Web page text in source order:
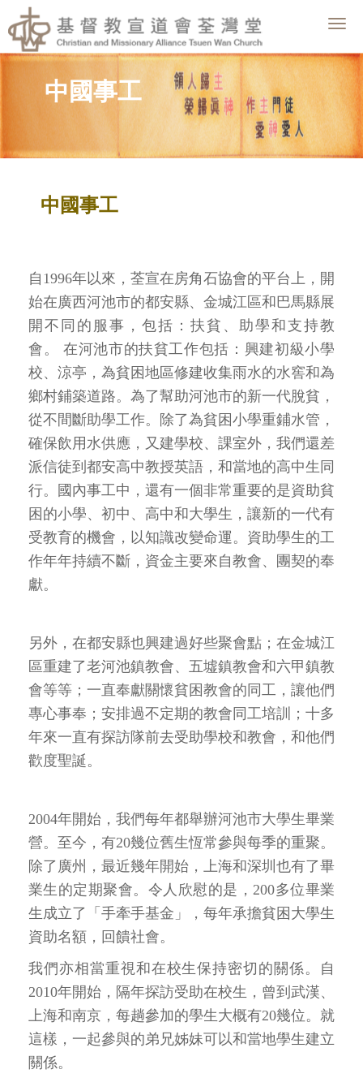
中國事工
中國事工
自1996年以來，荃宣在房角石協會的平台上，開
始在廣西河池市的都安縣、金城江區和巴馬縣展
開不同的服事，包括：扶貧、助學和支持教
會。 在河池市的扶貧工作包括：興建初級小學
校、涼亭，為貧困地區修建收集雨水的水窖和為
鄉村鋪築道路。為了幫助河池市的新一代脫貧，
從不間斷助學工作。除了為貧困小學重鋪水管，
確保飲用水供應，又建學校、課室外，我們還差
派信徒到都安高中教授英語，和當地的高中生同
行。國內事工中，還有一個非常重要的是資助貧
困的小學、初中、高中和大學生，讓新的一代有
受教育的機會，以知識改變命運。資助學生的工
作年年持續不斷，資金主要來自教會、團契的奉
獻。
另外，在都安縣也興建過好些聚會點；在金城江
區重建了老河池鎮教會、五墟鎮教會和六甲鎮教
會等等；一直奉獻關懷貧困教會的同工，讓他們
專心事奉；安排過不定期的教會同工培訓；十多
年來一直有探訪隊前去受助學校和教會，和他們
歡度聖誕。
2004年開始，我們每年都舉辦河池市大學生畢業
營。至今，有20幾位舊生恆常參與每季的重聚。
除了廣州，最近幾年開始，上海和深圳也有了畢
業生的定期聚會。令人欣慰的是，200多位畢業
生成立了「手牽手基金」，每年承擔貧困大學生
資助名額，回饋社會。
我們亦相當重視和在校生保持密切的關係。自
2010年開始，隔年探訪受助在校生，曾到武漢、
上海和南京，每趟參加的學生大概有20幾位。就
這樣，一起參與的弟兄姊妹可以和當地學生建立
關係。